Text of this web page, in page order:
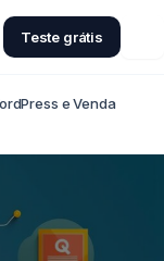
Teste grátis
e Venda